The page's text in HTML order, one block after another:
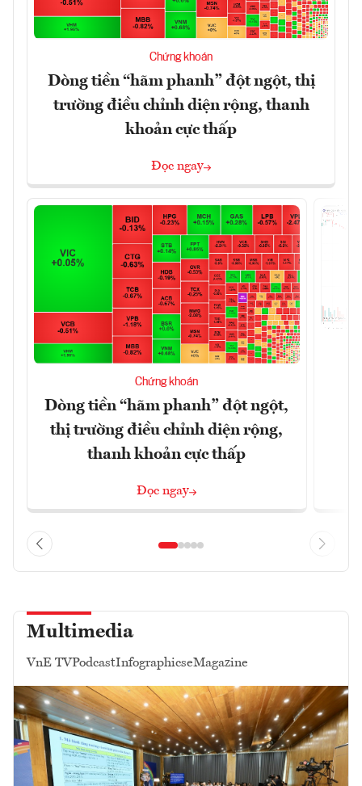
Chứng khoán
Dòng tiền “hãm phanh” đột ngột, thị
trường điều chỉnh diện rộng, thanh
khoản cực thấp
Đọc ngay
Chứng khoán
Dòng tiền “hãm phanh” đột ngột,
thị trường điều chỉnh diện rộng,
thanh khoản cực thấp
Đọc ngay
Multimedia
VnE TVPodcastInfographicseMagazine